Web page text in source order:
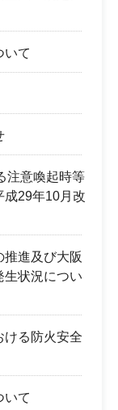
いて
注意喚起時等
成29年10月改
進及び大阪
生状況につい
ける防火安全
いて